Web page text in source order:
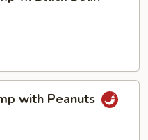
with Peanuts